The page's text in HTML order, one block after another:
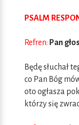
PSALM
Refren: Pan
Będę słuchał
co Pan Bóg
oto ogłasza
którzy się